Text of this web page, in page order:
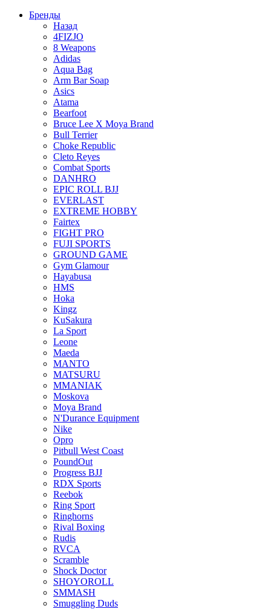
Бренды
Назад
4FIZJO
8 Weapons
Adidas
Aqua Bag
Arm Bar Soap
Asics
Atama
Bearfoot
Bruce Lee X Moya Brand
Bull Terrier
Choke Republic
Cleto Reyes
Combat Sports
DANHRO
EPIC ROLL BJJ
EVERLAST
EXTREME HOBBY
Fairtex
FIGHT PRO
FUJI SPORTS
GROUND GAME
Gym Glamour
Hayabusa
HMS
Hoka
Kingz
KuSakura
La Sport
Leone
Maeda
MANTO
MATSURU
MMANIAK
Moskova
Moya Brand
N'Durance Equipment
Nike
Opro
Pitbull West Coast
PoundOut
Progress BJJ
RDX Sports
Reebok
Ring Sport
Ringhorns
Rival Boxing
Rudis
RVCA
Scramble
Shock Doctor
SHOYOROLL
SMMASH
Smuggling Duds